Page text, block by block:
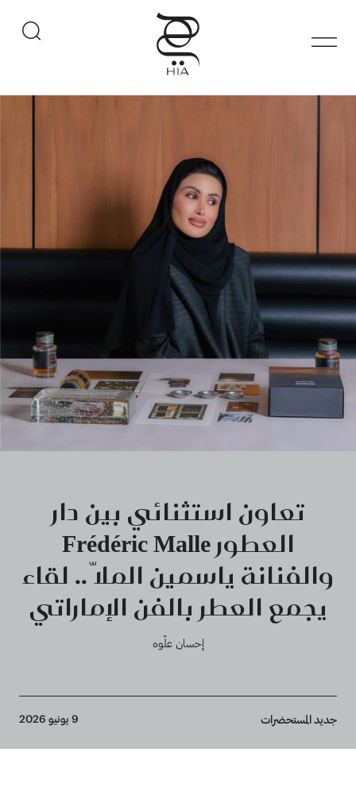
تعاون استثنائي بين دار
العطور Frédéric Malle
والفنانة ياسمين الملّا .. لقاء
يجمع العطر بالفن الإماراتي
إحسان علّوه
Breadcrumb
جديد المستحضرات 9 يونيو 2026